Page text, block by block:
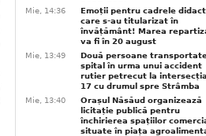
Mie, 14:36
Emoții pentru cadrele
care s-au titularizat în
învățământ! Marea
va fi în 20 august
Mie, 13:49
Două persoane
spital în urma unui accident
rutier petrecut la
17 cu drumul spre Strâmba
Mie, 13:40
Orașul Năsăud organizează
licitație publică pentru
închirierea spațiilor
situate în piața